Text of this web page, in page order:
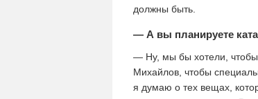
должны быть.
— А вы планируете
— Ну, мы бы хотели,
Михайлов, чтобы
я думаю о тех вещах,